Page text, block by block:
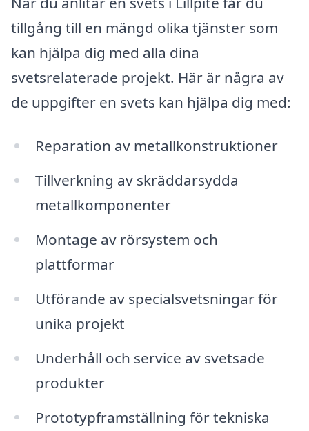
tillgång till en mängd olika tjänster som
kan hjälpa dig med alla dina
svetsrelaterade projekt. Här är några av
de uppgifter en svets kan hjälpa dig med:
Reparation av metallkonstruktioner
Tillverkning av skräddarsydda
metallkomponenter
Montage av rörsystem och
plattformar
Utförande av specialsvetsningar för
unika projekt
Underhåll och service av svetsade
produkter
Prototypframställning för tekniska